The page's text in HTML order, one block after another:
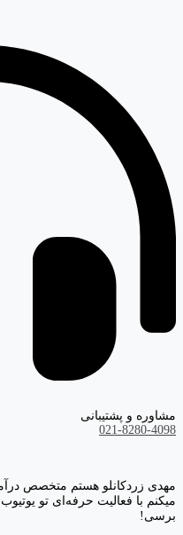
مشاوره و پشتیبانی
021-8280-4098
مهدی زردکانلو هستم متخصص
برسی!